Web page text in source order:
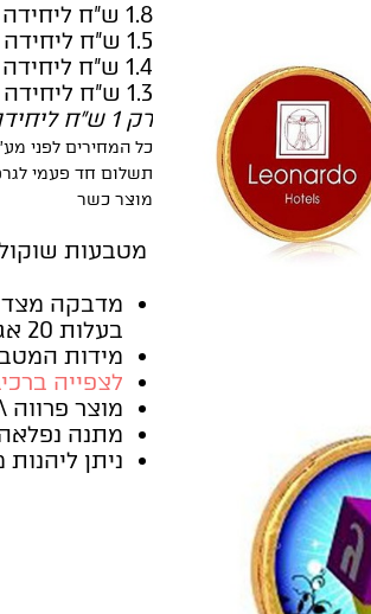
1.8 ש"ח ליחידה בהזמנת 500 יחידות
1.5 ש"ח ליחידה בהזמנת 1,000 יחידות
1.4 ש"ח ליחידה בהזמנת 2,000 יחידות
1.3 ש"ח ליחידה בהזמנת 3,000 יחידות
רק 1 ש"ח ליחידה בהזמנת 10,000 יחידות
כל המחירים לפני
תשלום חד פעמי לגרפיקה בעלות 100 ש"ח -
מוצר כשר
מטבעות
מדבקה מצד
בעלות 20 אגורות בלבד ליח'.
מידות המטבע: 3.5 ס"מ (מדבקה בקוטר
לצפייה
מוצר פרווה
מתנה
ניתן